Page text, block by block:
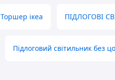
Торшер ікеа ПІДЛОГОВІ
Підлоговий світильник без